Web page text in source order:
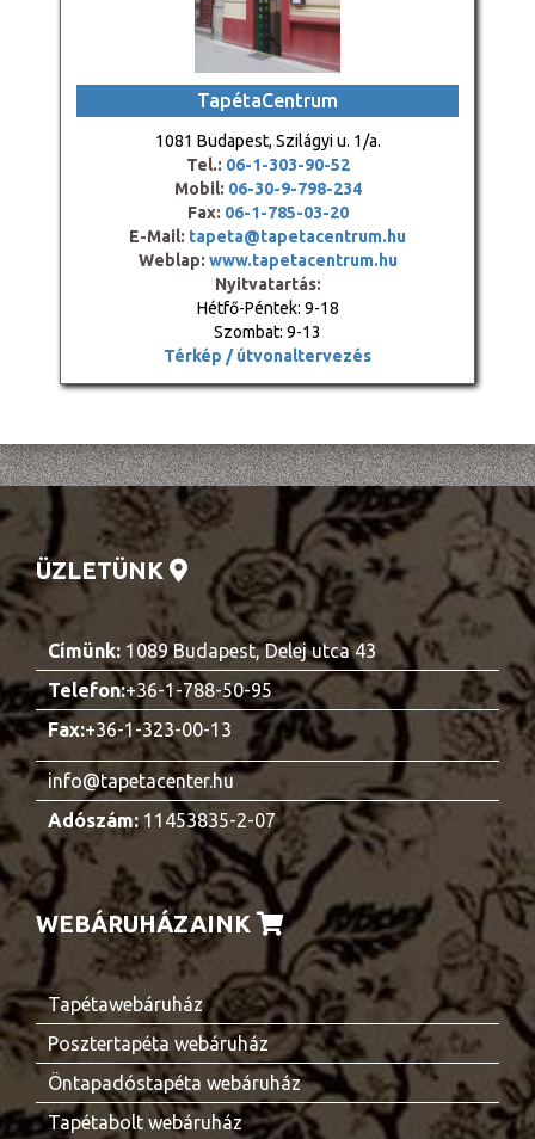
TapétaCentrum
1081 Budapest, Szilágyi u. 1/a.
Tel.: 06-1-303-90-52
Mobil: 06-30-9-798-234
Fax: 06-1-785-03-20
E-Mail: tapeta@tapetacentrum.hu
Weblap: www.tapetacentrum.hu
Nyitvatartás:
Hétfő-Péntek: 9-18
Szombat: 9-13
Térkép / útvonaltervezés
ÜZLETÜNK
Címünk: 1089 Budapest, Delej utca 43
Telefon:+36-1-788-50-95
Fax:+36-1-323-00-13
info@tapetacenter.hu
Adószám:11453835-2-07
WEBÁRUHÁZAINK
Tapétawebáruház
Posztertapéta webáruház
Öntapadóstapéta webáruház
Tapétabolt webáruház